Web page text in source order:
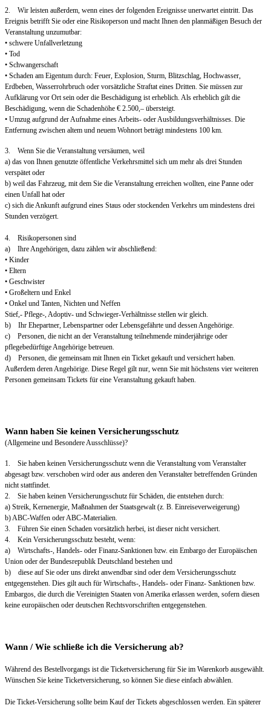
2. Wir leisten außerdem, wenn eines der folgenden Ereignisse unerwartet eintritt. Das
Ereignis betrifft Sie oder eine Risikoperson und macht Ihnen den planmäßigen Besuch der
Veranstaltung unzumutbar:
• schwere Unfallverletzung
• Tod
• Schwangerschaft
• Schaden am Eigentum durch: Feuer, Explosion, Sturm, Blitzschlag, Hochwasser,
Erdbeben, Wasserrohrbruch oder vorsätzliche Straftat eines Dritten. Sie müssen zur
Aufklärung vor Ort sein oder die Beschädigung ist erheblich. Als erheblich gilt die
Beschädigung, wenn die Schadenhöhe € 2.500,– übersteigt.
• Umzug aufgrund der Aufnahme eines Arbeits- oder Ausbildungsverhältnisses. Die
Entfernung zwischen altem und neuem Wohnort beträgt mindestens 100 km.
3. Wenn Sie die Veranstaltung versäumen, weil
a) das von Ihnen genutzte öffentliche Verkehrsmittel sich um mehr als drei Stunden
verspätet oder
b) weil das Fahrzeug, mit dem Sie die Veranstaltung erreichen wollten, eine Panne oder
einen Unfall hat oder
c) sich die Ankunft aufgrund eines Staus oder stockenden Verkehrs um mindestens drei
Stunden verzögert.
4. Risikopersonen sind
a) Ihre Angehörigen, dazu zählen wir abschließend:
• Kinder
• Eltern
• Geschwister
• Großeltern und Enkel
• Onkel und Tanten, Nichten und Neffen
Stief,- Pflege-, Adoptiv- und Schwieger-Verhältnisse stellen wir gleich.
b) Ihr Ehepartner, Lebenspartner oder Lebensgefährte und dessen Angehörige.
c) Personen, die nicht an der Veranstaltung teilnehmende minderjährige oder
pflegebedürftige Angehörige betreuen.
d) Personen, die gemeinsam mit Ihnen ein Ticket gekauft und versichert haben.
Außerdem deren Angehörige. Diese Regel gilt nur, wenn Sie mit höchstens vier weiteren
Personen gemeinsam Tickets für eine Veranstaltung gekauft haben.
Wann haben Sie keinen Versicherungsschutz
(Allgemeine und Besondere Ausschlüsse)?
1. Sie haben keinen Versicherungsschutz wenn die Veranstaltung vom Veranstalter
abgesagt bzw. verschoben wird oder aus anderen den Veranstalter betreffenden Gründen
nicht stattfindet.
2. Sie haben keinen Versicherungsschutz für Schäden, die entstehen durch:
a) Streik, Kernenergie, Maßnahmen der Staatsgewalt (z. B. Einreiseverweigerung)
b) ABC-Waffen oder ABC-Materialien.
3. Führen Sie einen Schaden vorsätzlich herbei, ist dieser nicht versichert.
4. Kein Versicherungsschutz besteht, wenn:
a) Wirtschafts-, Handels- oder Finanz-Sanktionen bzw. ein Embargo der Europäischen
Union oder der Bundesrepublik Deutschland bestehen und
b) diese auf Sie oder uns direkt anwendbar sind oder dem Versicherungsschutz
entgegenstehen. Dies gilt auch für Wirtschafts-, Handels- oder Finanz- Sanktionen bzw.
Embargos, die durch die Vereinigten Staaten von Amerika erlassen werden, sofern diesen
keine europäischen oder deutschen Rechtsvorschriften entgegenstehen.
Wann / Wie schließe ich die Versicherung ab?
Während des Bestellvorgangs ist die Ticketversicherung für Sie im Warenkorb ausgewählt.
Wünschen Sie keine Ticketversicherung, so können Sie diese einfach abwählen.
Die Ticket-Versicherung sollte beim Kauf der Tickets abgeschlossen werden. Ein späterer